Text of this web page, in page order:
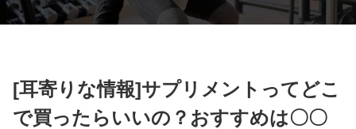
[耳寄りな情報]サプリメントってどこ
で買ったらいいの？おすすめは〇〇